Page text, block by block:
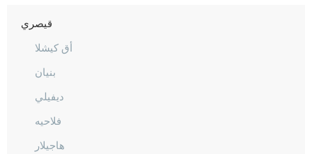
قيصري
أق كيشلا
بنيان
ديفيلي
فلاحيه
هاجيلار